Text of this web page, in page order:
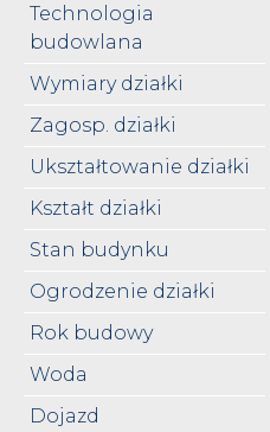
Technologia
budowlana
Wymiary działki
Zagosp. działki
Ukształtowanie działki
Kształt działki
Stan budynku
Ogrodzenie działki
Rok budowy
Woda
Dojazd